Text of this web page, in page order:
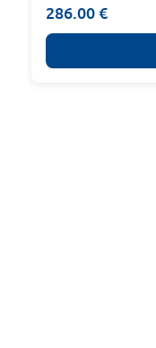
286.00 €